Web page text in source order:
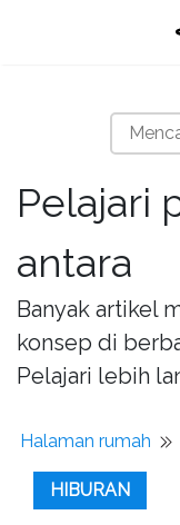
Pelajari
antara
Banyak artikel
konsep di
Pelajari lebih
Halaman rumah
HIBURAN